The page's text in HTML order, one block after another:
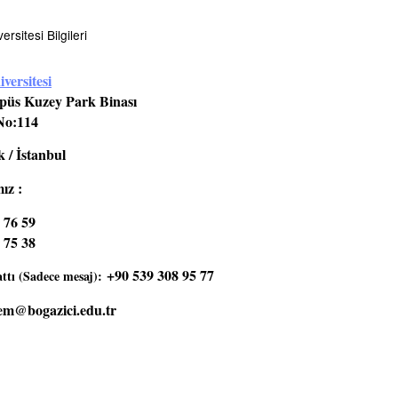
Bilgileri
Kuzey Park Binası
/ İstanbul
:
59
38
(Sadece mesaj): +90 539 308 95 77